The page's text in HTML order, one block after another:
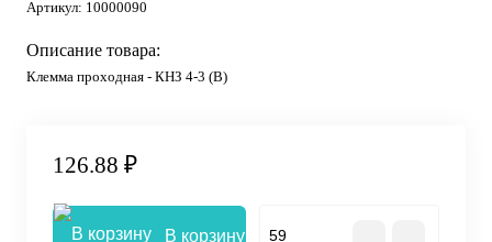
Артикул: 10000090
Описание товара:
Клемма проходная - КНЗ 4-3 (В)
126.88 ₽
В корзину